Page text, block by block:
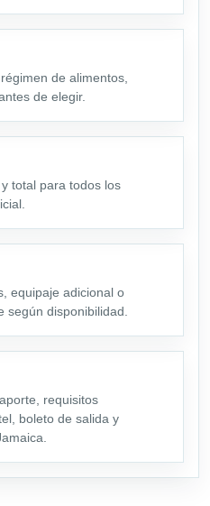
de alimentos,
de elegir.
total para todos los
equipaje adicional o
según disponibilidad.
requisitos
boleto de salida y